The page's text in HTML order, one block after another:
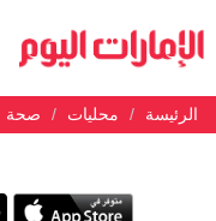
الرئيسة محليات صحة